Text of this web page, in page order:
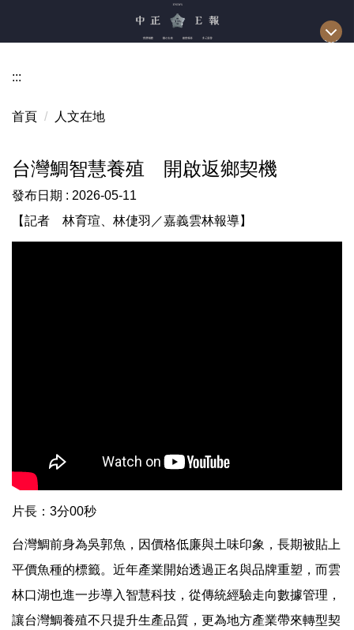
區
:::
首頁 人文在地
台灣鯛智慧養殖 開啟返鄉契機
發布日期 : 2026-05-11
【記者 林育瑄、林倢羽／嘉義雲林報導】
片長：3分00秒
台灣鯛前身為吳郭魚，因價格低廉與土味印象，長期被貼上
平價魚種的標籤。近年產業開始透過正名與品牌重塑，而雲
林口湖也進一步導入智慧科技，從傳統經驗走向數據管理，
讓台灣鯛養殖不只提升生產品質，更為地方產業帶來轉型契